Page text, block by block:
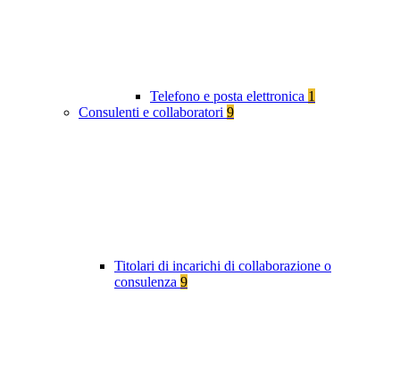
Telefono e posta elettronica 1
Consulenti e collaboratori 9
Titolari di incarichi di collaborazione o
consulenza 9